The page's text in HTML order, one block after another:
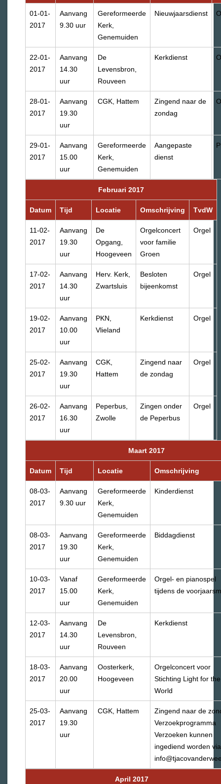
01-01-
2017
Aanvang
9.30 uur
Gereformeerde
Kerk,
Genemuiden
Nieuwjaarsdienst
22-01-
2017
Aanvang
14.30
uur
De
Levensbron,
Rouveen
Kerkdienst
28-01-
2017
Aanvang
19.30
uur
CGK, Hattem
Zingend naar de
zondag
29-01-
2017
Aanvang
15.00
uur
Gereformeerde
Kerk,
Genemuiden
Aangepaste
dienst
Februari 2017
Datum Tijd Locatie Omschrijving TvdW
11-02-
2017
Aanvang
19.30
uur
De
Opgang,
Hoogeveen
Orgelconcert
voor familie
Groen
Orgel
17-02-
2017
Aanvang
14.30
uur
Herv. Kerk,
Zwartsluis
Besloten
bijeenkomst
Orgel
19-02-
2017
Aanvang
10.00
uur
PKN,
Vlieland
Kerkdienst Orgel
25-02-
2017
Aanvang
19.30
uur
CGK,
Hattem
Zingend naar
de zondag
Orgel
26-02-
2017
Aanvang
16.30
uur
Peperbus,
Zwolle
Zingen onder
de Peperbus
Orgel
Maart 2017
Datum Tijd Locatie Omschrijving
08-03-
2017
Aanvang
9.30 uur
Gereformeerde
Kerk,
Genemuiden
Kinderdienst
08-03-
2017
Aanvang
19.30
uur
Gereformeerde
Kerk,
Genemuiden
Biddagdienst
10-03-
2017
Vanaf
15.00
uur
Gereformeerde
Kerk,
Genemuiden
Orgel- en pianospel
tijdens de
12-03-
2017
Aanvang
14.30
uur
De
Levensbron,
Rouveen
Kerkdienst
18-03-
2017
Aanvang
20.00
uur
Oosterkerk,
Hoogeveen
Orgelconcert voor
Stichting Light for the
World
25-03-
2017
Aanvang
19.30
uur
CGK, Hattem
Zingend naar de
Verzoekprogramma
Verzoeken kunnen
ingediend worden via
April 2017